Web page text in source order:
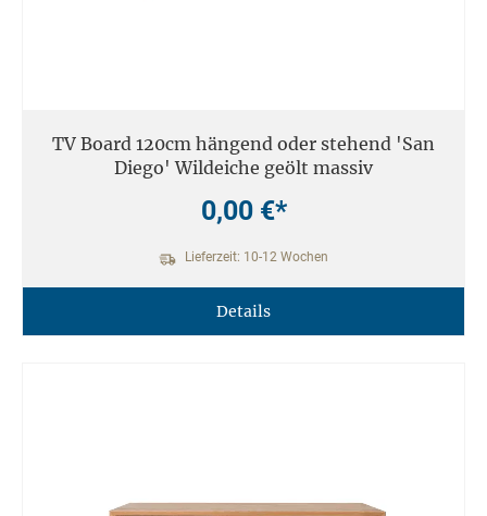
TV Board 120cm hängend oder stehend 'San
Diego' Wildeiche geölt massiv
0,00 €*
Lieferzeit: 10-12 Wochen
Details